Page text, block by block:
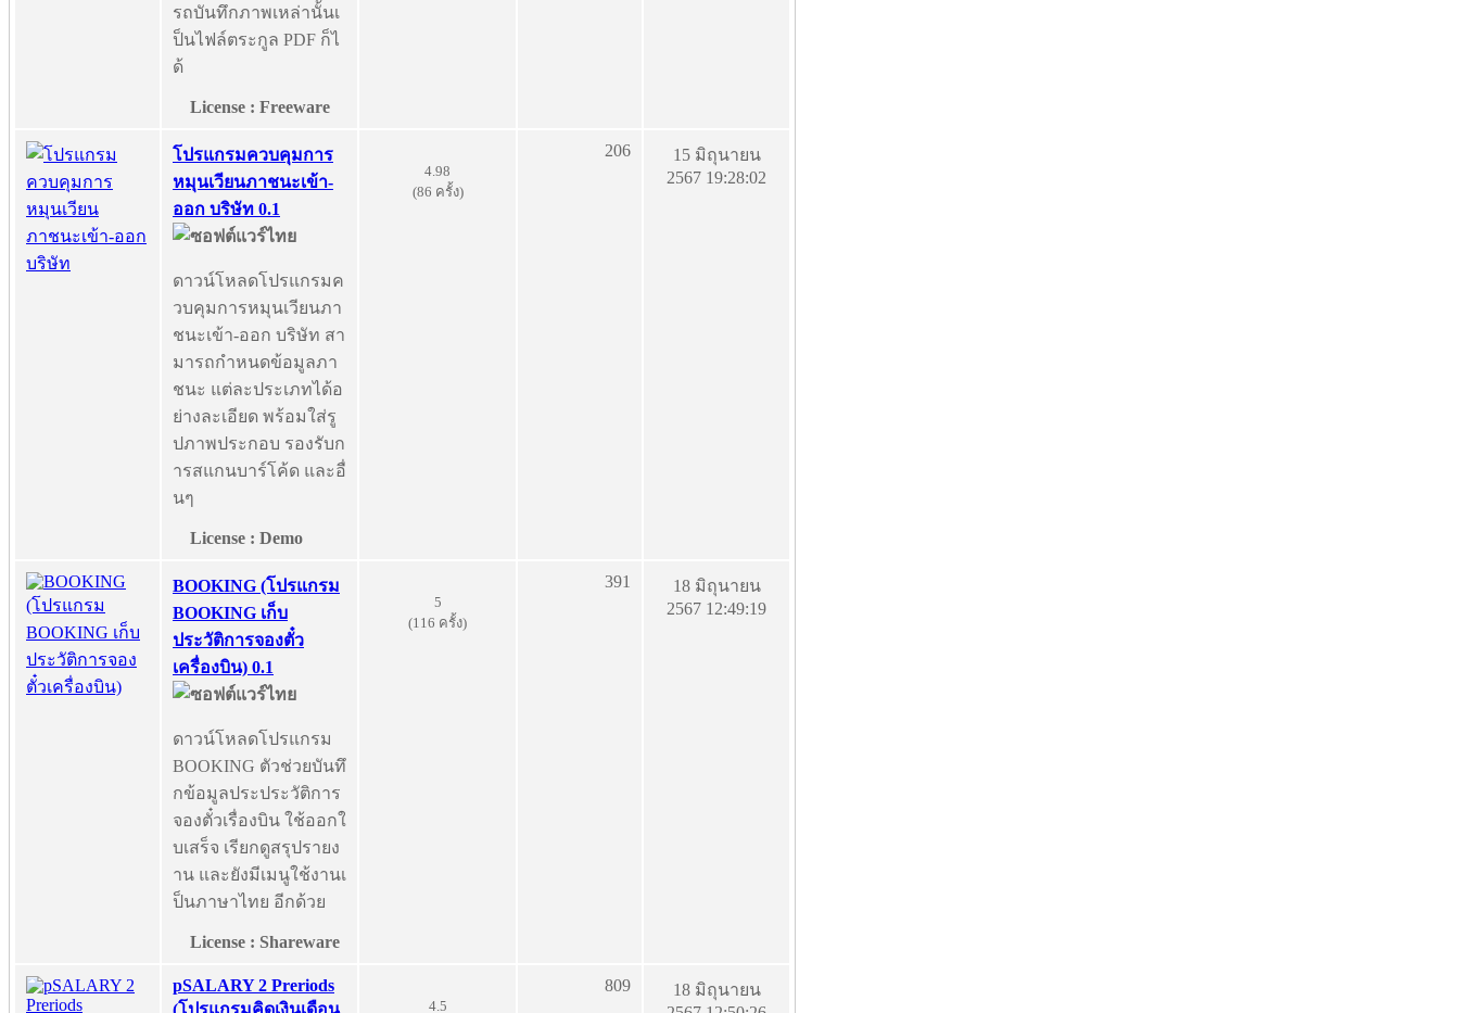
รถบันทึกภาพเหล่านั้นเ
ป็นไฟล์ตระกูล PDF ก็ไ
ด้
License : Freeware
โปรแกรมควบคุมการ
หมุนเวียนภาชนะเข้า-
ออก บริษัท 0.1
ดาวน์โหลดโปรแกรมค
วบคุมการหมุนเวียนภา
ชนะเข้า-ออก บริษัท สา
มารถกำหนดข้อมูลภา
ชนะ แต่ละประเภทได้อ
ย่างละเอียด พร้อมใส่รู
ปภาพประกอบ รองรับก
ารสแกนบาร์โค้ด และอื่
นๆ
License : Demo
4.98
(86 ครั้ง)
206
15 มิถุนายน
2567 19:28:02
BOOKING (โปรแกรม
BOOKING เก็บ
ประวัติการจองตั๋ว
เครื่องบิน) 0.1
ดาวน์โหลดโปรแกรม
BOOKING ตัวช่วยบันทึ
กข้อมูลประประวัติการ
จองตั๋วเรื่องบิน ใช้ออกใ
บเสร็จ เรียกดูสรุปรายง
าน และยังมีเมนูใช้งานเ
ป็นภาษาไทย อีกด้วย
License : Shareware
5
(116 ครั้ง)
391
18 มิถุนายน
2567 12:49:19
pSALARY 2 Preriods
(โปรแกรมคิดเงินเดือน
4.5
809
18 มิถุนายน